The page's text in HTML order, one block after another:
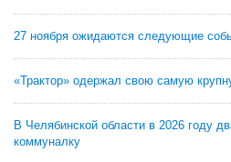
27 ноября ожидаются следующие
«Трактор» одержал свою самую
В Челябинской области в 2026 году
коммуналку